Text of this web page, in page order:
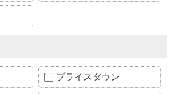
プライスダウン